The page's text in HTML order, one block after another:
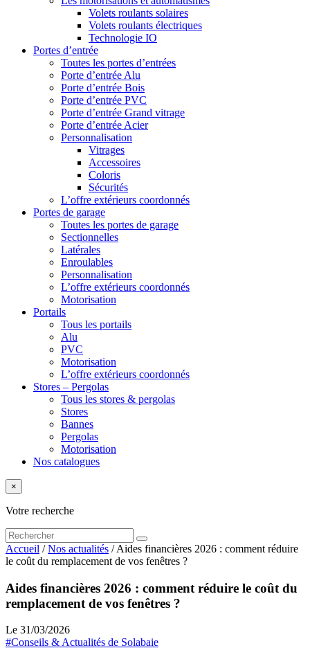
Volets roulants solaires
Volets roulants électriques
Technologie IO
Portes d’entrée
Toutes les portes d’entrées
Porte d’entrée Alu
Porte d’entrée Bois
Porte d’entrée PVC
Porte d’entrée Grand vitrage
Porte d’entrée Acier
Personnalisation
Vitrages
Accessoires
Coloris
Sécurités
L’offre extérieurs coordonnés
Portes de garage
Toutes les portes de garage
Sectionnelles
Latérales
Enroulables
Personnalisation
L’offre extérieurs coordonnés
Motorisation
Portails
Tous les portails
Alu
PVC
Motorisation
L’offre extérieurs coordonnés
Stores – Pergolas
Tous les stores & pergolas
Stores
Bannes
Pergolas
Motorisation
Nos catalogues
×
Votre recherche
Accueil /Nos actualités /Aides financières 2026 : comment réduire
le coût du remplacement de vos fenêtres ?
Aides financières 2026 : comment réduire le coût du
remplacement de vos fenêtres ?
Le 31/03/2026
#Conseils & Actualités de Solabaie